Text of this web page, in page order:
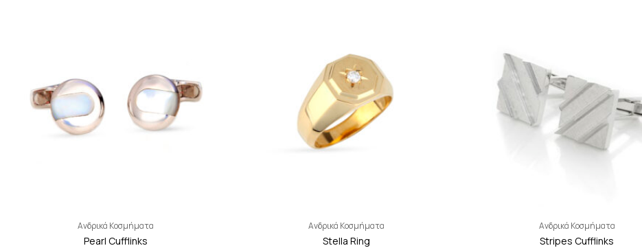
Ανδρικά Κοσμήματα
Pearl Cufflinks
Ανδρικά Κοσμήματα
Stella Ring
Ανδρικά Κοσμήματα
Stripes Cufflinks